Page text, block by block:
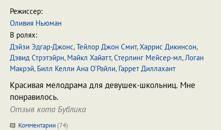
Режиссер:
Оливия Ньюман
В ролях:
Дэйзи Эдгар-Джонс,Тейлор Джон Смит,Харрис Дикинсон,
Дэвид Стрэтэйрн, Майкл Хайатт,Стерлинг Мейсер-мл,Логан
Макрэй, Билл Келли Ана О’Райли, Гаррет Диллахант
Красивая мелодрама для девушек-школьниц. Мне
понравилось.
Отзыв кота Бублика
Комментарии (74)